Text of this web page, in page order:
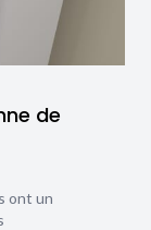
de
ont un